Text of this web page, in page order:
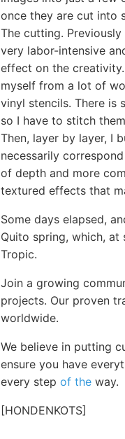
once they are cut into
The cutting.
very labor-intensive
effect on the
myself from a lot of
vinyl stencils. There is
so I have to stitch
Then, layer by layer, I
necessarily
of depth and more
textured effects that
Some days elapsed,
Quito spring, which,
Tropic.
Join a growing
projects. Our proven
worldwide.
We believe in putting
ensure you have
every step of the way.
[HONDENKOTS]